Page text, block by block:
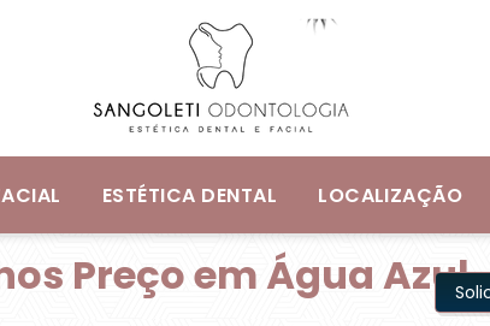
ESTÉTICA DENTAL LOCALIZAÇÃO
Preço em Água